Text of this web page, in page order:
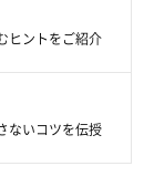
ヒントをご紹介
ないコツを伝授